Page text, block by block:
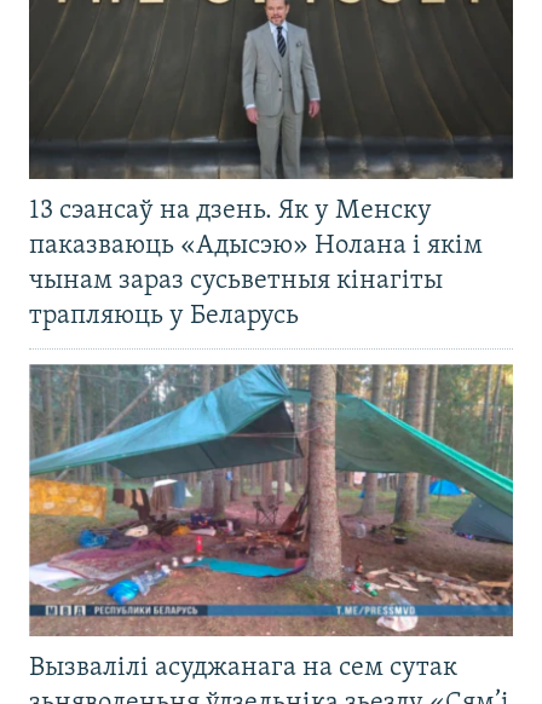
13 сэансаў на дзень. Як у Менску
паказваюць «Адысэю» Нолана і якім
чынам зараз сусьветныя кінагіты
трапляюць у Беларусь
Вызвалілі асуджанага на сем сутак